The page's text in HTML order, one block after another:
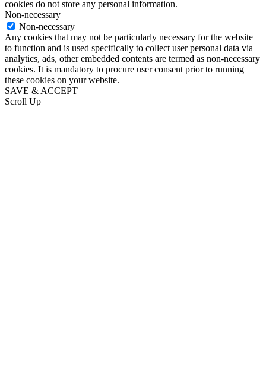
cookies do not store any personal information.
Non-necessary
Non-necessary
Any cookies that may not be particularly necessary for the website
to function and is used specifically to collect user personal data via
analytics, ads, other embedded contents are termed as non-necessary
cookies. It is mandatory to procure user consent prior to running
these cookies on your website.
SAVE & ACCEPT
Scroll Up